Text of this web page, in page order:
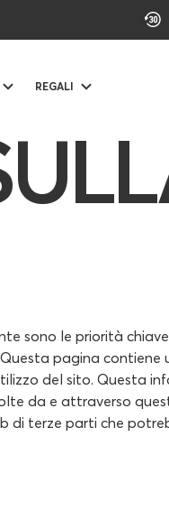
REGALI
sono le priorità
pagina contiene
del sito. Questa
da e attraverso
di terze parti che